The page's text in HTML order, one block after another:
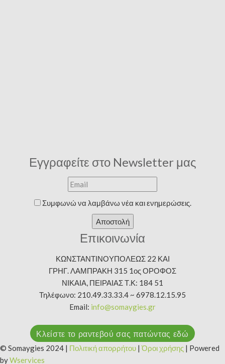
Εγγραφείτε στο Newsletter μας
Συμφωνώ να λαμβάνω νέα και ενημερώσεις.
Αποστολή
Επικοινωνία
ΚΩΝΣΤΑΝΤΙΝΟΥΠΟΛΕΩΣ 22 ΚΑΙ
ΓΡΗΓ. ΛΑΜΠΡΑΚΗ 315 1ος ΟΡΟΦΟΣ
ΝΙΚΑΙΑ, ΠΕΙΡΑΙΑΣ Τ.Κ: 184 51
Τηλέφωνο: 210.49.33.33.4 ~ 6978.12.15.95
Email: info@somaygies.gr
Κλείστε το ραντεβού σας πατώντας εδώ
© Somaygies 2024 | Πολιτική απορρήτου |Όροι χρήσης | Powered
byWservices